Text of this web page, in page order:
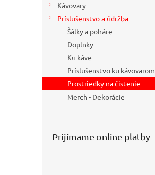
Kávovary
Príslušenstvo a údržba
Šálky a poháre
Doplnky
Ku káve
Príslušenstvo ku kávovarom
Prostriedky na čistenie
Merch - Dekorácie
Prijímame online platby